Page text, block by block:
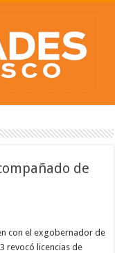
de
con el exgobernador de
revocó licencias de